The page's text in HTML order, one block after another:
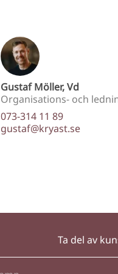
Gustaf Möller, Vd
Organisations- och
073-314 11 89
gustaf@kryast.se
Ta del av